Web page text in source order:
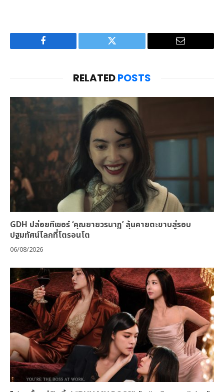
Facebook Twitter Email
RELATEDPOSTS
GDH ปล่อยทีเซอร์ ‘คุณยายวรนาฏ’ ลุ้นคายตะขาบสู่รอบ
ปฐมทัศน์โลกที่โตรอนโต
06/08/2026